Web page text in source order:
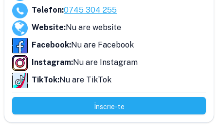
Telefon:0745 304 255
Website:Nu are website
Facebook:Nu are Facebook
Instagram:Nu are Instagram
TikTok:Nu are TikTok
Înscrie-te